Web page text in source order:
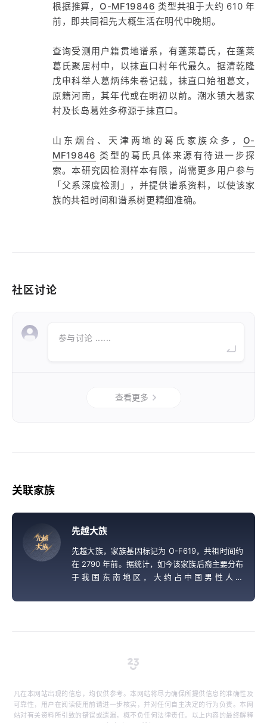
根据推算， O-MF19846 类型共祖于大约 610 年
前，即共同祖先大概生活在明代中晚期。
查询受测用户籍贯地谱系，有蓬莱葛氏，在蓬莱
葛氏聚居村中，以抹直口村年代最久。据清乾隆
戊申科举人葛炳纬朱卷记载，抹直口始祖葛文，
原籍河南，其年代或在明初以前。潮水镇大葛家
村及长岛葛姓多称源于抹直口。
山东烟台、天津两地的葛氏家族众多， O-
MF19846 类型的葛氏具体来源有待进一步探
索。本研究因检测样本有限，尚需更多用户参与
「父系深度检测」，并提供谱系资料，以使该家
族的共祖时间和谱系树更精细准确。
社区讨论
参与讨论 ......
查看更多
关联家族
先越
大族
先越大族
先越大族，家族基因标记为 O-F619，共祖时间约
在 2790 年前。据统计，如今该家族后裔主要分布
于我国东南地区，大约占中国男性人口
凡在本网站出现的信息，均仅供参考。本网站将尽力确保所提供信息的准确性及
可靠性，用户在阅读使用前请进一步核实，并对任何自主决定的行为负责。本网
站对有关资料所引致的错误或遗漏，概不负任何法律责任。以上内容的最终解释